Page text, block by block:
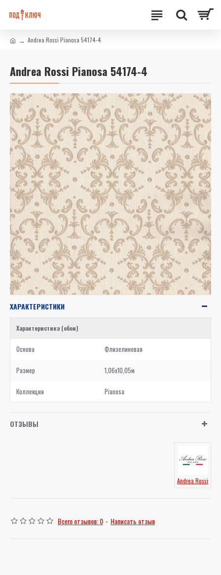
Andrea Rossi Pianosa 54174-4
Andrea Rossi Pianosa 54174-4
ХАРАКТЕРИСТИКИ
Характеристика (обои)
Основа Флизелиновая
Размер 1,06x10,05м
Коллекция Pianosa
ОТЗЫВЫ
Andrea Rossi
Всего отзывов: 0 - Написать отзыв